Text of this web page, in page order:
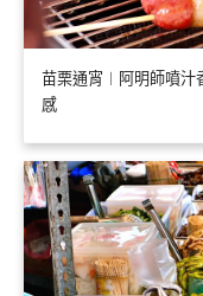
苗栗通宵︱阿明師噴汁
感